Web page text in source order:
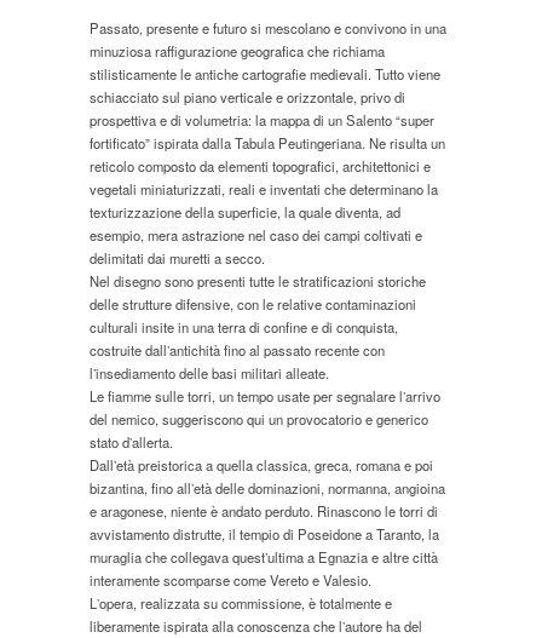
Passato, presente e futuro si mescolano e convivono in una
minuziosa raffigurazione geografica che richiama
stilisticamente le antiche cartografie medievali. Tutto viene
schiacciato sul piano verticale e orizzontale, privo di
prospettiva e di volumetria: la mappa di un Salento “super
fortificato” ispirata dalla Tabula Peutingeriana. Ne risulta un
reticolo composto da elementi topografici, architettonici e
vegetali miniaturizzati, reali e inventati che determinano la
texturizzazione della superficie, la quale diventa, ad
esempio, mera astrazione nel caso dei campi coltivati e
delimitati dai muretti a secco.
Nel disegno sono presenti tutte le stratificazioni storiche
delle strutture difensive, con le relative contaminazioni
culturali insite in una terra di confine e di conquista,
costruite dallʼantichità fino al passato recente con
lʼinsediamento delle basi militari alleate.
Le fiamme sulle torri, un tempo usate per segnalare lʼarrivo
del nemico, suggeriscono qui un provocatorio e generico
stato dʼallerta.
Dallʼetà preistorica a quella classica, greca, romana e poi
bizantina, fino allʼetà delle dominazioni, normanna, angioina
e aragonese, niente è andato perduto. Rinascono le torri di
avvistamento distrutte, il tempio di Poseidone a Taranto, la
muraglia che collegava questʼultima a Egnazia e altre città
interamente scomparse come Vereto e Valesio.
Lʼopera, realizzata su commissione, è totalmente e
liberamente ispirata alla conoscenza che lʼautore ha del